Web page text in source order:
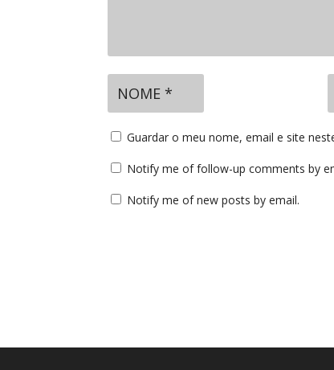
Guardar o meu nome, email e site
Notify me of follow-up comments by
Notify me of new posts by email.